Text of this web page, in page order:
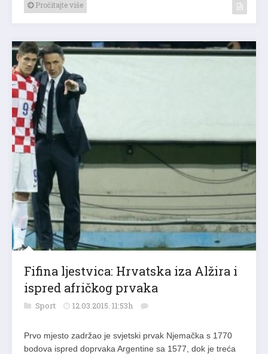
Pročitajte više
Fifina ljestvica: Hrvatska iza Alžira i
ispred afričkog prvaka
Sport 12.03.2015. 11:53h
Prvo mjesto zadržao je svjetski prvak Njemačka s 1770
bodova ispred doprvaka Argentine sa 1577, dok je treća